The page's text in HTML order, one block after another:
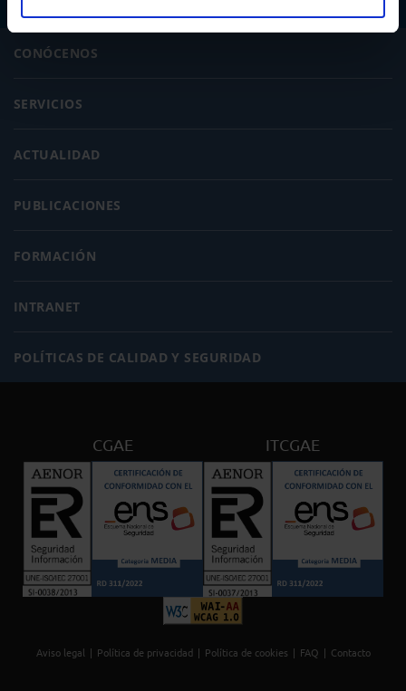
CONÓCENOS
SERVICIOS
ACTUALIDAD
PUBLICACIONES
FORMACIÓN
INTRANET
POLÍTICAS DE CALIDAD Y SEGURIDAD
CGAE ITCGAE
Aviso legal Política de privacidad Política de cookies FAQ Contacto